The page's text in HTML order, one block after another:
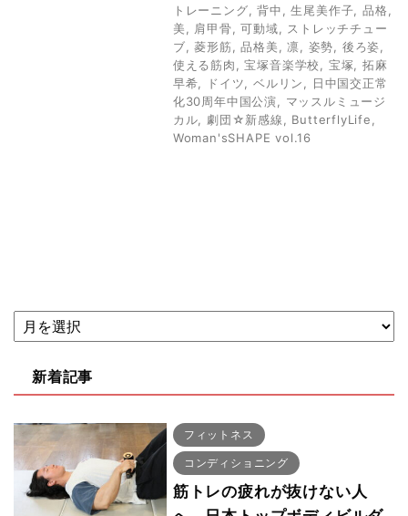
トレーニング ,背中 ,生尾美作子 品格
美
肩甲骨 ,可動域
ストレッチチュー
ブ ,菱形筋 ,品格美 ,凛 姿勢 後ろ姿
使える筋肉
,宝塚音楽学校 宝塚
拓麻
早希
ドイツ ベルリン
日中国交正常
化30周年中国公演
マッスルミュージ
カル
劇団☆新感線 ButterflyLife
Woman'sSHAPE vol.16
新着記事
フィットネス
コンディショニング
筋トレの疲れが抜けない人